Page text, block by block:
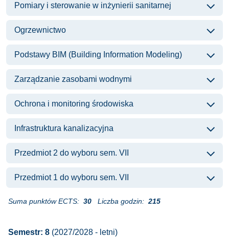
Pomiary i sterowanie w inżynierii sanitarnej
Ogrzewnictwo
Podstawy BIM (Building Information Modeling)
Zarządzanie zasobami wodnymi
Ochrona i monitoring środowiska
Infrastruktura kanalizacyjna
Przedmiot 2 do wyboru sem. VII
Przedmiot 1 do wyboru sem. VII
Suma punktów ECTS: 30 Liczba godzin: 215
Semestr: 8 (2027/2028 - letni)